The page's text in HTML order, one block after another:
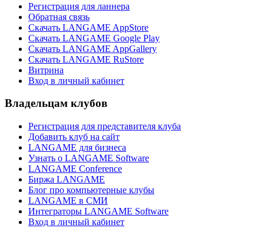
Регистрация для ланнера
Обратная связь
Скачать LANGAME AppStore
Скачать LANGAME Google Play
Скачать LANGAME AppGallery
Скачать LANGAME RuStore
Витрина
Вход в личный кабинет
Владельцам клубов
Регистрация для представителя клуба
Добавить клуб на сайт
LANGAME для бизнеса
Узнать о LANGAME Software
LANGAME Conference
Биржа LANGAME
Блог про компьютерные клубы
LANGAME в СМИ
Интеграторы LANGAME Software
Вход в личный кабинет